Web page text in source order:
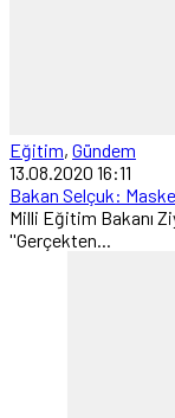
Eğitim, Gündem
13.08.2020 16:11
Bakan Selçuk:
Milli Eğitim Bakanı
''Gerçekten...